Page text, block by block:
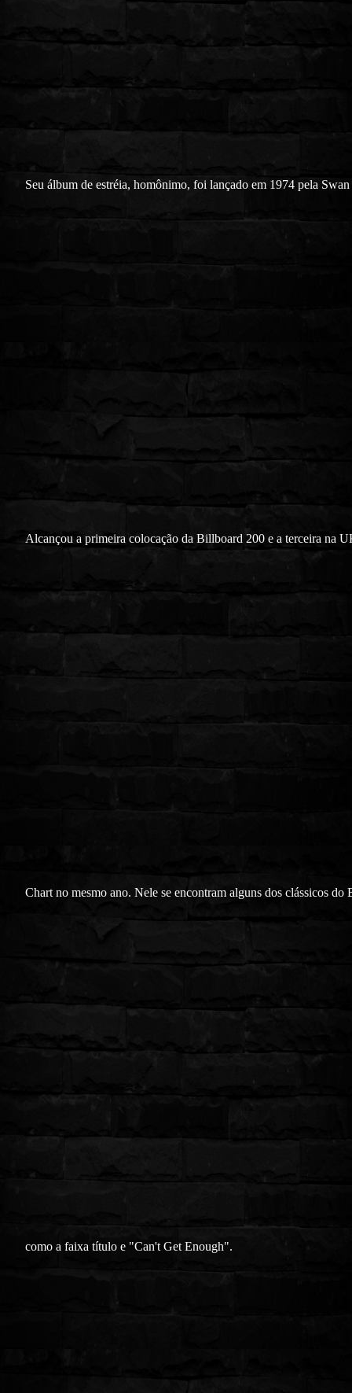
Seu álbum de estréia, homônimo, foi lançado em 1974 pela
Alcançou a primeira colocação da Billboard 200 e a terceira na
Chart no mesmo ano. Nele se encontram alguns dos clássicos do
como a faixa título e "Can't Get Enough".